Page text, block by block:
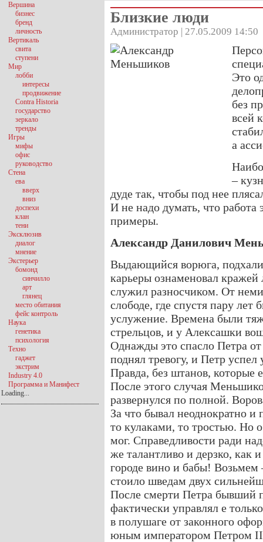
Близкие люди
Администратор | 27.05.2009 14:50
Это
без
всей
а
–
дуде так, чтобы под нее
И не надо думать, что
примеры.
Александр Данилович
Выдающийся ворюга,
карьеры ознаменовал кражей
служил разносчиком. От
слободе, где спустя пару
услужение. Времена были
стрельцов, и у Алексашки
Однажды это спасло Петра
поднял тревогу, и Петр успел
Правда, без штанов, которые
После этого случая
развернулся по полной.
За что бывал неоднократно
то кулаками, то тростью. Но
мог. Справедливости ради
же талантливо и дерзко,
городе вино и бабы!
стоило шведам двух
После смерти Петра бывший
фактически управлял е
в полушаге от законного
юным императором Петром
Вершина
бизнес
бренд
личность
Вертикаль
свита
ступени
Мир
лобби
интересы
продвижение
Contra Historia
государство
зеркало
тренды
Игры
мифы
офис
руководство
Стена
ева
вверх
вниз
доспехи
клан
тени
Эксклюзив
диалог
мнение
Экстерьер
бомонд
синчилло
арт
глянец
место обитания
фейс контроль
Наука
генетика
психология
Техно
гаджет
экстрим
Industry 4.0
Программа и Манифест
Loading...